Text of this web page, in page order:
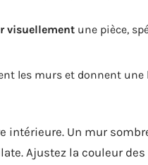
visuellement une pièce,
les murs et donnent une
Un mur
Ajustez la couleur